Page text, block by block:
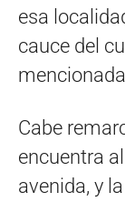
esa
cauce del
Cabe
encuentra
avenida, y